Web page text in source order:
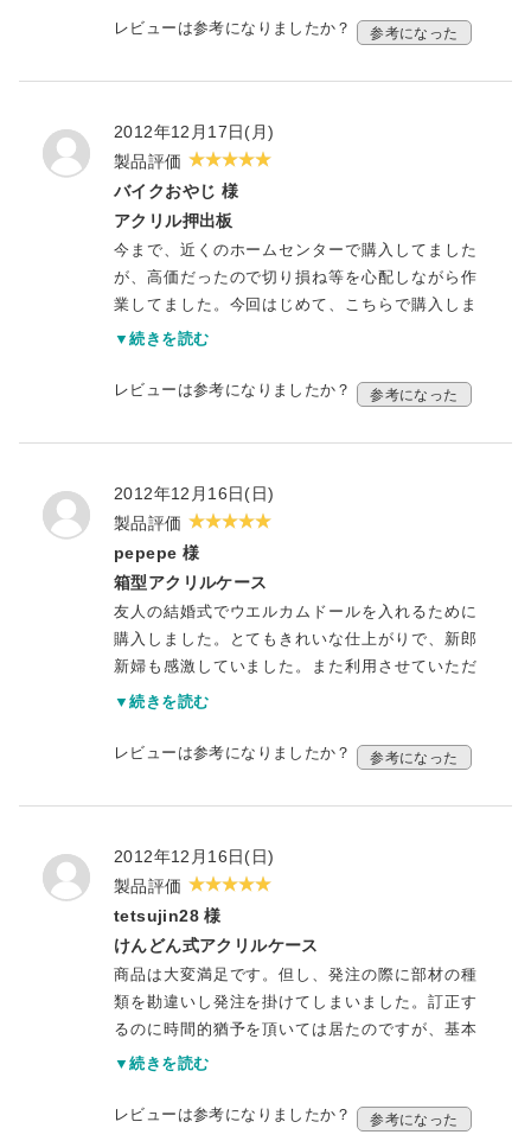
レビューは参考になりましたか？ 参考になった
2012年12月17日(月)
製品評価
バイクおやじ 様
アクリル押出板
今まで、近くのホームセンターで購入してました
が、高価だったので切り損ね等を心配しながら作
業してました。今回はじめて、こちらで購入しま
したが安価で梱包もしっかりしてて良かったと思
で、これまでのと比べて耐久性等の違いがあるか
うと思います。
▼続きを読む
レビューは参考になりましたか？ 参考になった
2012年12月16日(日)
製品評価
pepepe 様
箱型アクリルケース
友人の結婚式でウエルカムドールを入れるために
購入しました。とてもきれいな仕上がりで、新郎
新婦も感激していました。また利用させていただ
きます。ありがとうございました！
▼続きを読む
レビューは参考になりましたか？ 参考になった
2012年12月16日(日)
製品評価
tetsujin28 様
けんどん式アクリルケース
商品は大変満足です。但し、発注の際に部材の種
類を勘違いし発注を掛けてしまいました。訂正す
るのに時間的猶予を頂いては居たのですが、基本
的に思い違いでしたので商品が到着してから初め
▼続きを読む
レビューは参考になりましたか？ 参考になった